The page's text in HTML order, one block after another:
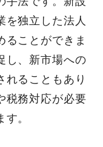
を独立した法人
ることができま
し、新市場への
れることもあり
税務対応が必要
。